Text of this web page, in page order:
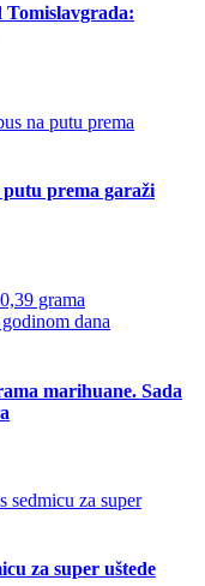
Tomislavgrada:
prema garaži
marihuane. Sada
za super uštede